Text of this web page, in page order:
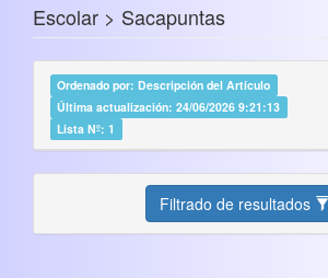
Escolar > Sacapuntas
Ordenado por: Descripción del Artículo
Última actualización: 24/06/2026 9:21:13
Lista Nº: 1
Filtrado de resultados